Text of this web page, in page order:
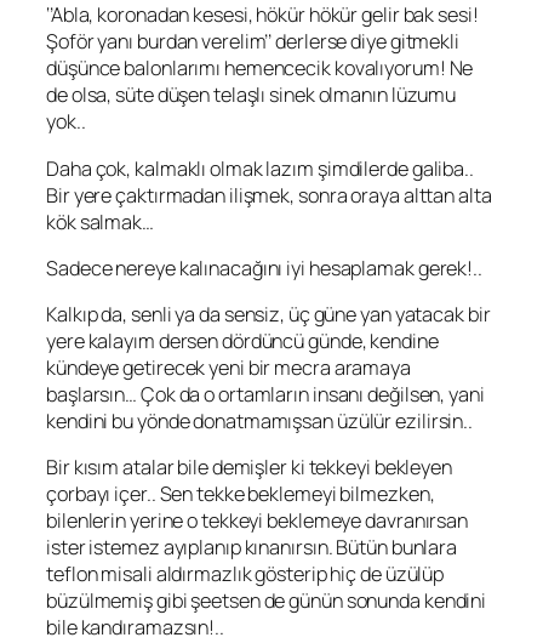
‘’Abla, koronadan kesesi, hökür hökür gelir bak sesi!
Şoför yanı burdan verelim’’ derlerse diye gitmekli
düşünce balonlarımı hemencecik kovalıyorum! Ne
de olsa, süte düşen telaşlı sinek olmanın lüzumu
yok..
Daha çok, kalmaklı olmak lazım şimdilerde galiba..
Bir yere çaktırmadan ilişmek, sonra oraya alttan alta
kök salmak…
Sadece nereye kalınacağını iyi hesaplamak gerek!..
Kalkıp da, senli ya da sensiz, üç güne yan yatacak bir
yere kalayım dersen dördüncü günde, kendine
kündeye getirecek yeni bir mecra aramaya
başlarsın… Çok da o ortamların insanı değilsen, yani
kendini bu yönde donatmamışsan üzülür ezilirsin..
Bir kısım atalar bile demişler ki tekkeyi bekleyen
çorbayı içer.. Sen tekke beklemeyi bilmezken,
bilenlerin yerine o tekkeyi beklemeye davranırsan
ister istemez ayıplanıp kınanırsın. Bütün bunlara
teflon misali aldırmazlık gösterip hiç de üzülüp
büzülmemiş gibi şeetsen de günün sonunda kendini
bile kandıramazsın!..